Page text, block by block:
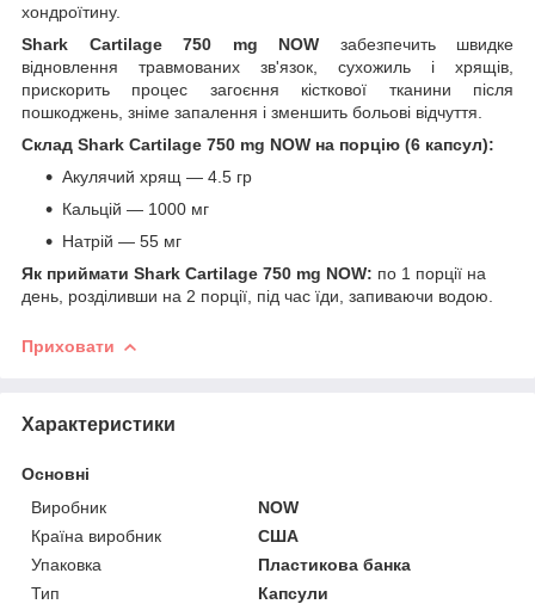
хондроїтину.
Shark Cartilage 750 mg NOW забезпечить швидке
відновлення травмованих зв'язок, сухожиль і хрящів,
прискорить процес загоєння кісткової тканини після
пошкоджень, зніме запалення і зменшить больові відчуття.
Склад Shark Cartilage 750 mg NOW на порцію (6 капсул):
Акулячий хрящ — 4.5 гр
Кальцій — 1000 мг
Натрій — 55 мг
Як приймати Shark Cartilage 750 mg NOW: по 1 порції на
день, розділивши на 2 порції, під час їди, запиваючи водою.
Приховати
Характеристики
Основні
Виробник
NOW
Країна виробник
США
Упаковка
Пластикова банка
Тип
Капсули